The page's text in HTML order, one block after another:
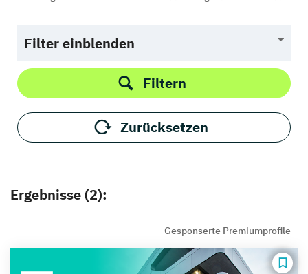
Filter einblenden
Filtern
Zurücksetzen
Ergebnisse (2):
Gesponserte Premiumprofile